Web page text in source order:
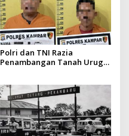
Polri dan TNI Razia
Penambangan Tanah Urug,